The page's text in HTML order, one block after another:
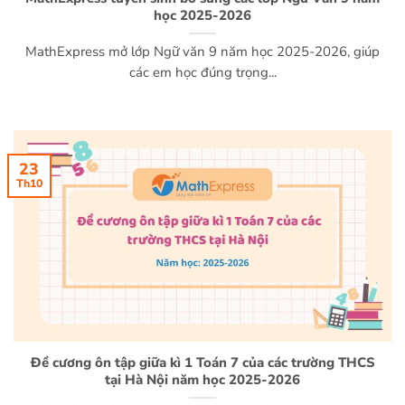
học 2025-2026
MathExpress mở lớp Ngữ văn 9 năm học 2025-2026, giúp
các em học đúng trọng...
Đề cương ôn tập giữa kì 1 Toán 7 của các trường THCS
tại Hà Nội năm học 2025-2026
23
Th10